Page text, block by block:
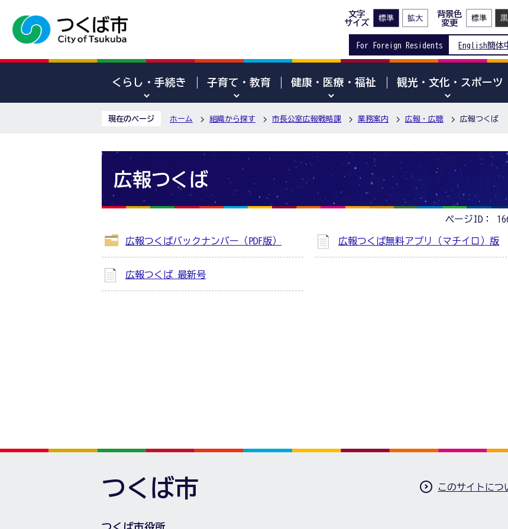
文字
サイズ
背景色
変更
For Foreign Residents English簡体
くらし・手続き 子育て・教育 健康・医療・福祉 観光・文化・スポーツ
現在のページ ホーム 組織から探す 市長公室広報戦略課 業務案内 広報・広聴 広報つくば
広報つくば
ページID：
広報つくばバックナンバー（PDF版） 広報つくば無料アプリ（マチイロ）版
広報つくば 最新号
つくば市 このサイトにつ
つくば市役所